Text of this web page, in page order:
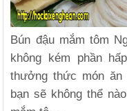
Bún đậu mắm tôm
không kém phần
thưởng thức món ăn
bạn sẽ không thể